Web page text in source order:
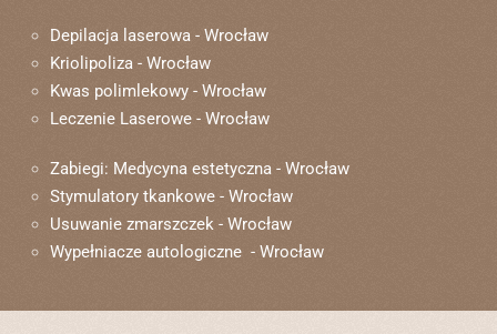
Depilacja laserowa - Wrocław
Kriolipoliza - Wrocław
Kwas polimlekowy - Wrocław
Leczenie Laserowe - Wrocław
Zabiegi: Medycyna estetyczna - Wrocław
Stymulatory tkankowe - Wrocław
Usuwanie zmarszczek - Wrocław
Wypełniacze autologiczne - Wrocław